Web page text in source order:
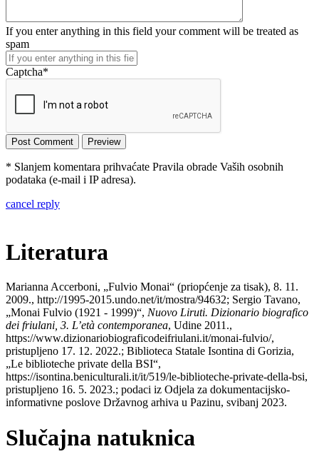
If you enter anything in this field your comment will be treated as
spam
Captcha*
* Slanjem komentara prihvaćate Pravila obrade Vaših osobnih
podataka (e-mail i IP adresa).
cancel reply
Literatura
Marianna Accerboni, „Fulvio Monai“ (priopćenje za tisak), 8. 11.
2009., http://1995-2015.undo.net/it/mostra/94632; Sergio Tavano,
„Monai Fulvio (1921 - 1999)“, Nuovo Liruti. Dizionario biografico
dei friulani, 3. L’età contemporanea, Udine 2011.,
https://www.dizionariobiograficodeifriulani.it/monai-fulvio/,
pristupljeno 17. 12. 2022.; Biblioteca Statale Isontina di Gorizia,
„Le biblioteche private della BSI“,
https://isontina.beniculturali.it/it/519/le-biblioteche-private-della-bsi,
pristupljeno 16. 5. 2023.; podaci iz Odjela za dokumentacijsko-
informativne poslove Državnog arhiva u Pazinu, svibanj 2023.
Slučajna natuknica